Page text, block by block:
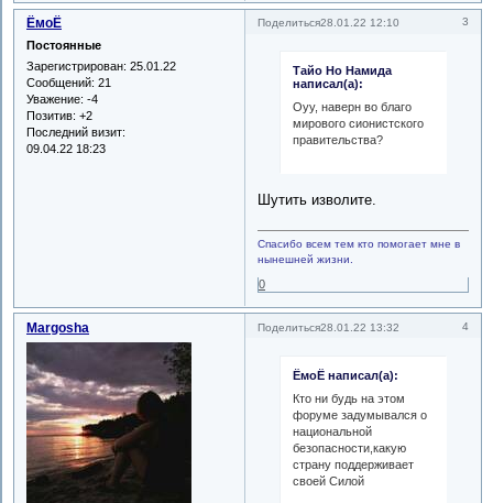
Поделиться 3
28.01.22 12:10
ЁмоЁ
Постоянные
Зарегистрирован: 25.01.22
Сообщений: 21
Уважение: -4
Позитив: +2
Последний визит:
09.04.22 18:23
Тайо Но Намида
написал(а):
Оуу, наверн во благо
мирового сионистского
правительства?
Шутить изволите.
Спасибо всем тем кто помогает мне в
нынешней жизни.
0
Поделиться 4
28.01.22 13:32
Margosha
ЁмоЁ написал(а):
Кто ни будь на этом
форуме задумывался о
национальной
безопасности,какую
страну поддерживает
своей Силой